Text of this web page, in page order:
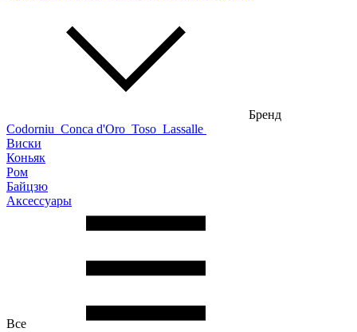
Бренд
Codorniu Conca d'Oro Toso Lassalle
Виски
Коньяк
Ром
Байцзю
Аксессуары
Все